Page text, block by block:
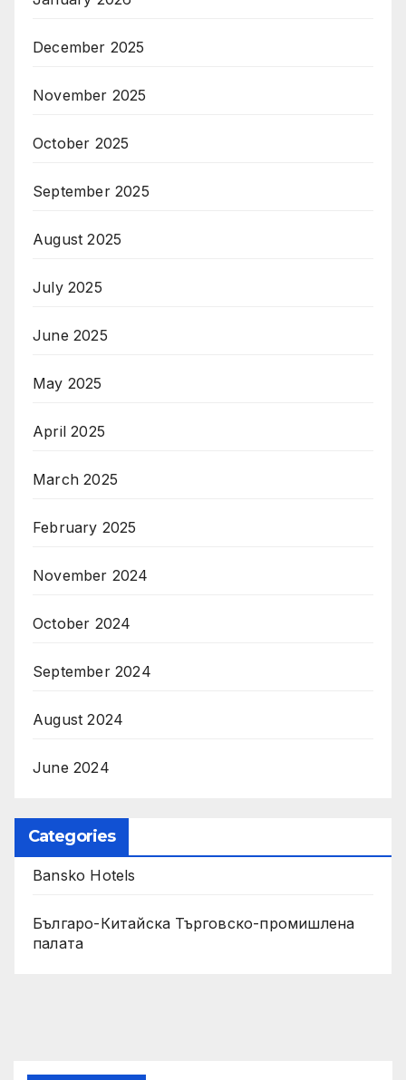
December 2025
November 2025
October 2025
September 2025
August 2025
July 2025
June 2025
May 2025
April 2025
March 2025
February 2025
November 2024
October 2024
September 2024
August 2024
June 2024
Categories
Bansko Hotels
Българо-Китайска Търговско-промишлена
палaта